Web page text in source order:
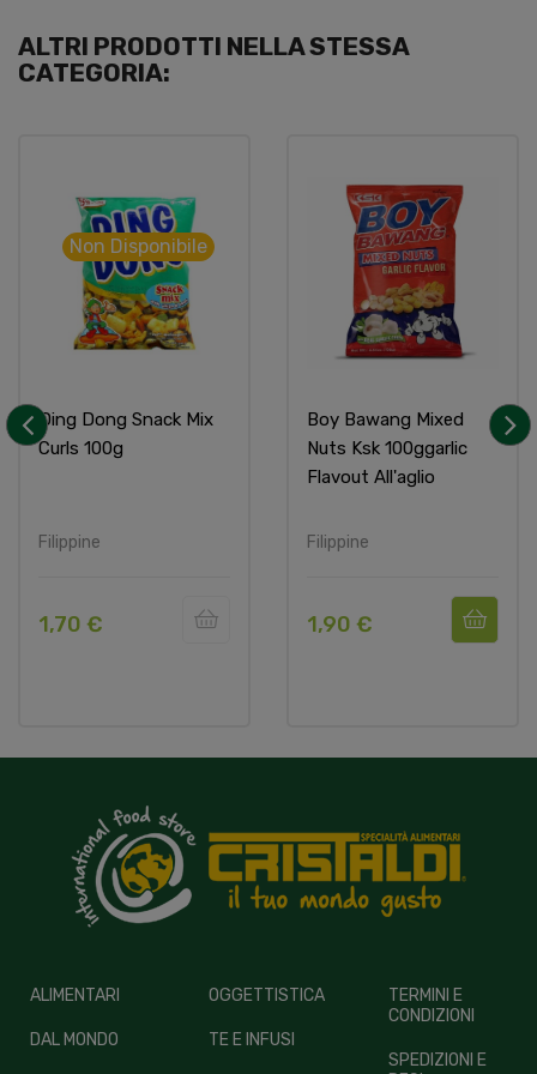
ALTRI PRODOTTI NELLA STESSA
CATEGORIA:
Ding Dong Snack Mix
Curls 100g
Filippine
Non Disponibile
1,70 €
Boy Bawang Mixed
Nuts Ksk 100ggarlic
Flavout All'aglio
Filippine
1,90 €
ALIMENTARI
DAL MONDO
OGGETTISTICA
TE E INFUSI
TERMINI E
CONDIZIONI
SPEDIZIONI E